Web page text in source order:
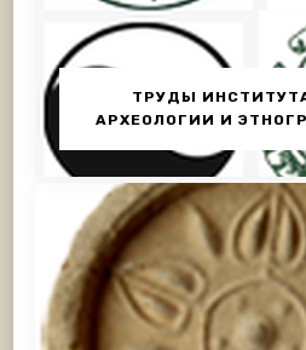
ТРУДЫ
АРХЕОЛОГИИ И